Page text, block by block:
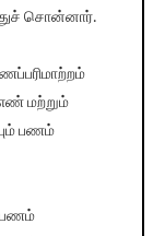
சொன்னார்.
மற்றும்
பணம்
பணம்